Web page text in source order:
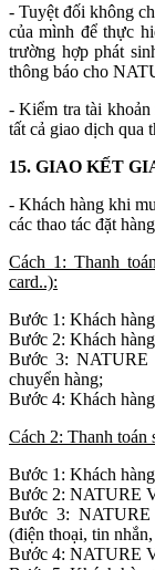
- Tuyệt đối không
của mình để thực
trường hợp phát
thông báo cho
- Kiểm tra tài khoản
tất cả giao dịch qua
15. GIAO KẾT
- Khách hàng khi
các thao tác đặt
Cách 1: Thanh
card..):
Bước 1: Khách
Bước 2: Khách
Bước 3: NATURE
chuyển hàng;
Bước 4: Khách
Cách 2: Thanh toán
Bước 1: Khách
Bước 2: NATURE
Bước 3:
(điện thoại, tin
Bước 4: NATURE